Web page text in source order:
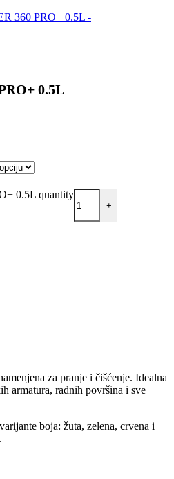
0.5L
0.5L quantity
+
za pranje i čišćenje. Idealna
armatura, radnih površina i sve
boja: žuta, zelena, crvena i